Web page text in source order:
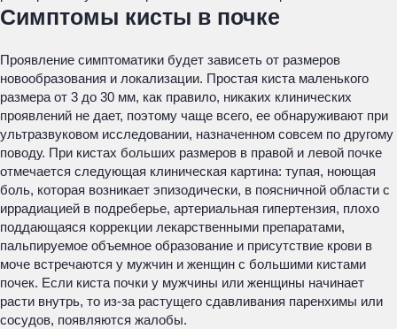
Симптомы кисты в почке
Проявление симптоматики будет зависеть от размеров
новообразования и локализации. Простая киста маленького
размера от 3 до 30 мм, как правило, никаких клинических
проявлений не дает, поэтому чаще всего, ее обнаруживают при
ультразвуковом исследовании, назначенном совсем по другому
поводу. При кистах больших размеров в правой и левой почке
отмечается следующая клиническая картина: тупая, ноющая
боль, которая возникает эпизодически, в поясничной области с
иррадиацией в подреберье, артериальная гипертензия, плохо
поддающаяся коррекции лекарственными препаратами,
пальпируемое объемное образование и присутствие крови в
моче встречаются у мужчин и женщин с большими кистами
почек. Если киста почки у мужчины или женщины начинает
расти внутрь, то из-за растущего сдавливания паренхимы или
сосудов, появляются жалобы.